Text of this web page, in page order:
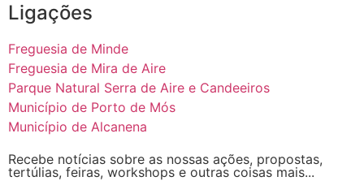
Ligações
Freguesia de Minde
Freguesia de Mira de Aire
Parque Natural Serra de Aire e Candeeiros
Município de Porto de Mós
Município de Alcanena
Recebe notícias sobre as nossas ações, propostas,
tertúlias, feiras, workshops e outras coisas mais...